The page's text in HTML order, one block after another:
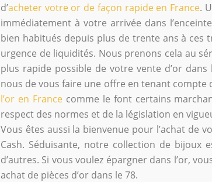
d’acheter votre or de façon rapide en France.
immédiatement à votre arrivée dans
bien habitués depuis plus de trente ans à ces
urgence de liquidités. Nous prenons cela au
plus rapide possible de votre vente d’or
nous de vous faire une offre en tenant
l’or en Francecomme le font certains
respect des normes et de la législation en
Vous êtes aussi la bienvenue pour l’achat de
Cash. Séduisante, notre collection de bijoux
d’autres. Si vous voulez épargner dans l’or,
achat de pièces d’or dans le 78.